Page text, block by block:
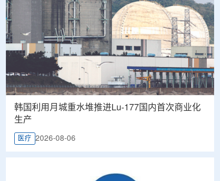
韩国利用月城重水堆推进Lu-177国内首次商业化
生产
医疗 2026-08-06